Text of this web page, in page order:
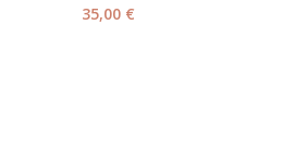
35,00 €